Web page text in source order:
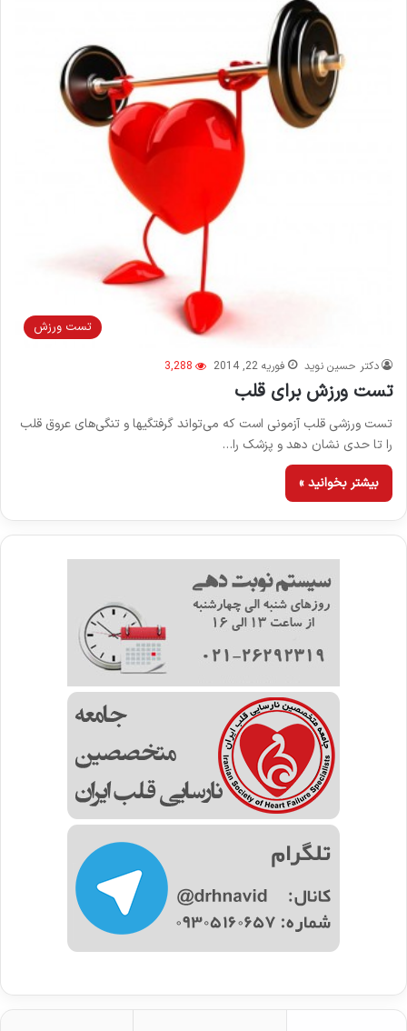
تست ورزش
دکتر حسین نوید فوریه 22, 2014 3,288
تست ورزش برای قلب
تست ورزشی قلب آزمونی است که می‌تواند گرفتگیها و تنگی‌های عروق قلب
را تا حدی نشان دهد و پزشک را…
بیشتر بخوانید »